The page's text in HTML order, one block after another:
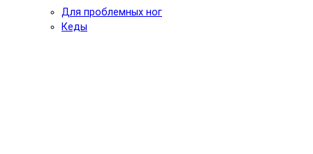
Для проблемных ног
Кеды